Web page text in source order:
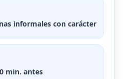
informales con carácter
min. antes